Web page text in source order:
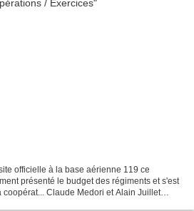
officielle à la base aérienne 119 ce
présenté le budget des régiments et s'est
Claude Medori et Alain Juillet